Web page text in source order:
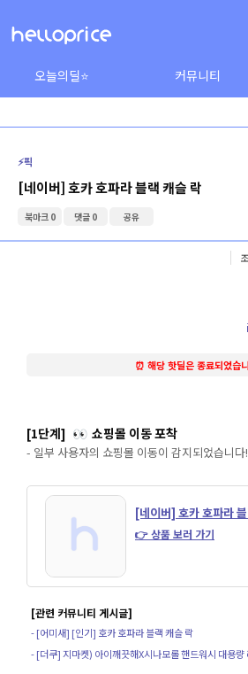
오늘의딜⭐ 커뮤니티
⚡️픽
[네이버] 호카 호파라 블랙 캐슬 락
북마크 0 댓글 0 공유
⏰ 해당 핫딜은 종료되었습
[1단계] 👀 쇼핑몰 이동 포착
- 일부 사용자의 쇼핑몰 이동이 감지되었습니다!
[네이버] 호카 호파라
👉 상품 보러 가기
[관련 커뮤니티 게시글]
- [어미새] [인기] 호카 호파라 블랙 캐슬 락
- [더쿠] 지마켓) 아이깨끗해X시나모롤 핸드워시 대용량